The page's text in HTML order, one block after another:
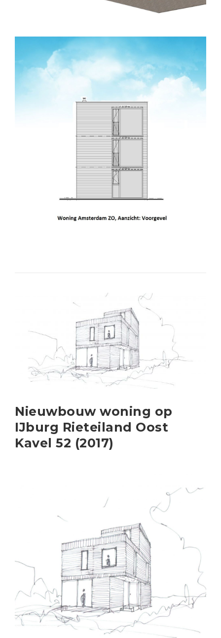
Nieuwbouw woning op
IJburg Rieteiland Oost
Kavel 52 (2017)